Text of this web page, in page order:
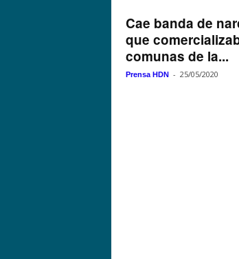
Cae banda de
que
comunas de la...
Prensa HDN - 25/05/2020